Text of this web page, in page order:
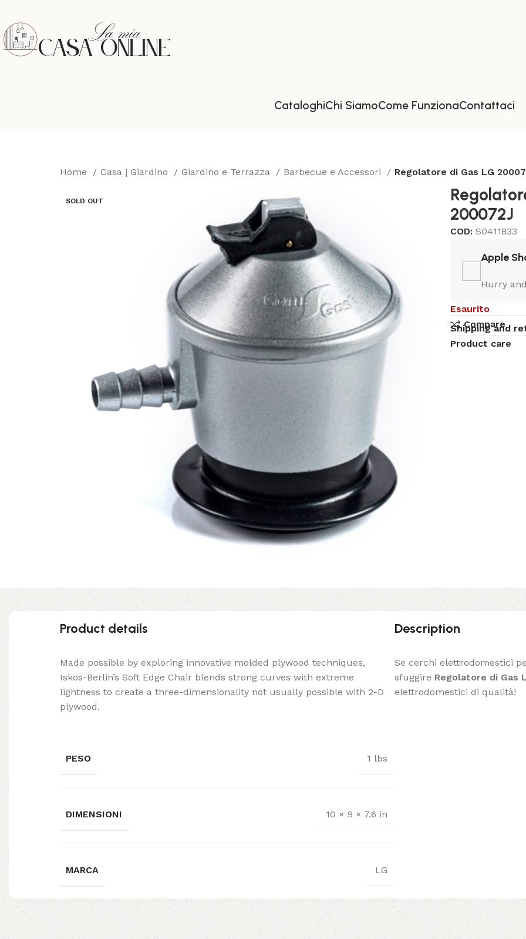
CataloghiChi SiamoCome FunzionaContattaci
Home Casa | Giardino Giardino e Terrazza Barbecue e Accessori Regolatore di Gas LG
SOLD OUT
200072J
COD: S0411833
Apple
Hurry
Esaurito
Compare
Shipping and
Product care
Product details
Made possible by exploring innovative molded plywood techniques,
Iskos-Berlin’s Soft Edge Chair blends strong curves with extreme
lightness to create a three-dimensionality not usually possible with 2-D
plywood.
PESO 1 lbs
DIMENSIONI 10 × 9 × 7.6 in
MARCA LG
Description
Se cerchi elettrodomestici
sfuggire Regolatore di Gas
elettrodomestici di qualità!